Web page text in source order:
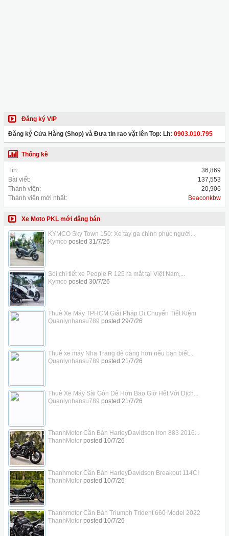
Đăng ký VIP
Đăng ký Cửa Hàng (Shop) và Đưa tin rao vặt lên Top: Lh: 0903.010.795
Thống kê
Tin:
36,869
Bài viết:
137,553
Thành viên:
20,906
Thành viên mới nhất:
Beaconkbw
Xe Moto PKL mới đăng bán
KYMCO Sky Town 150: Xe tay ga chinh phục người...
Kymco posted 31/7/26
Soi chi tiết xe People R 125 ra mắt tại Việt Nam,...
Kymco posted 30/7/26
Thuê Xe Máy TPHCM Giải Pháp Di Chuyển Tiết Kiệm
Quanlynhansu789 posted 29/7/26
Thuê xe máy Nha Trang dễ dàng hơn nếu bạn biết...
Quanlynhansu789 posted 21/7/26
Thuê Xe Máy Sài Gòn Dễ Hơn Bao Giờ Hết Với Dịch...
Quanlynhansu789 posted 21/7/26
ThanhMotor Cần Bán HarleyDavidson Iron 883 2016...
ThanhMotorposted 10/7/26
Thanhmotor Cần Bán HarleyDavidson Breakout 114CI
ThanhMotorposted 10/7/26
Thanhmotor Cần Bán Triumph Trident 660 Model 2022
ThanhMotorposted 10/7/26